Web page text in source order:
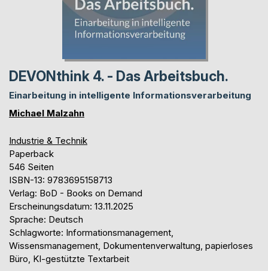
DEVONthink 4. - Das Arbeitsbuch.
Einarbeitung in intelligente Informationsverarbeitung
Michael Malzahn
Industrie & Technik
Paperback
546 Seiten
ISBN-13: 9783695158713
Verlag: BoD - Books on Demand
Erscheinungsdatum: 13.11.2025
Sprache: Deutsch
Schlagworte: Informationsmanagement,
Wissensmanagement, Dokumentenverwaltung, papierloses
Büro, KI-gestützte Textarbeit